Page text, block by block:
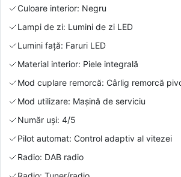
Culoare interior: Negru
Lampi de zi: Lumini de zi LED
Lumini față: Faruri LED
Material interior: Piele integrală
Mod cuplare remorcă: Cârlig remorcă
Mod utilizare: Mașină de serviciu
Număr uși: 4/5
Pilot automat: Control adaptiv al vitezei
Radio: DAB radio